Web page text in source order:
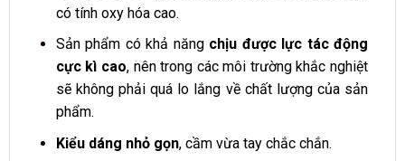
có tính oxy hóa cao.
Sản phẩm có khả năng chịu được lực tác động
cực kì cao, nên trong các môi trường khắc nghiệt
sẽ không phải quá lo lắng về chất lượng của sản
phẩm.
Kiểu dáng nhỏ gọn, cầm vừa tay chắc chắn.